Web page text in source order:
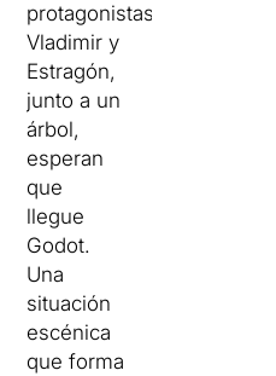
protagonistas,
Vladimir y
Estragón,
junto a un
árbol,
esperan
que
llegue
Godot.
Una
situación
escénica
que forma